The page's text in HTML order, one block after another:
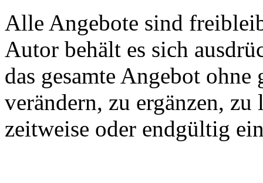
Alle Angebote sind
Autor behält es sich
das gesamte Angebot
verändern, zu ergänzen,
zeitweise oder endgültig